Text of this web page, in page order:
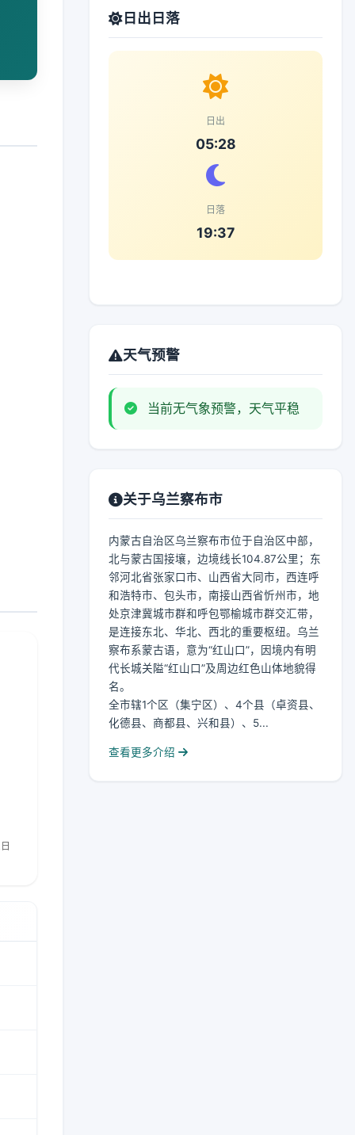
日出日落
日出
05:28
日落
19:37
天气预警
当前无气象预警，天气平稳
关于乌兰察布市
内蒙古自治区乌兰察布市位于自治区中部，
北与蒙古国接壤，边境线长104.87公里；东
邻河北省张家口市、山西省大同市，西连呼
和浩特市、包头市，南接山西省忻州市，地
处京津冀城市群和呼包鄂榆城市群交汇带，
是连接东北、华北、西北的重要枢纽。乌兰
察布系蒙古语，意为“红山口”，因境内有明
代长城关隘“红山口”及周边红色山体地貌得
名。
全市辖1个区（集宁区）、4个县（卓资县、
化德县、商都县、兴和县）、5...
查看更多介绍